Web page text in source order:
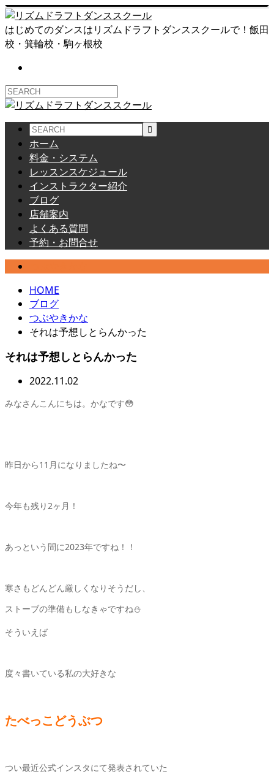
はじめてのダンスはリズムドラフトダンススクールで！飯田
校・箕輪校・駒ヶ根校
ホーム
料金・システム
レッスンスケジュール
インストラクター紹介
ブログ
店舗案内
よくある質問
予約・お問合せ
HOME
ブログ
つぶやきかな
それは予想しとらんかった
それは予想しとらんかった
2022.11.02
みなさんこんにちは。かなです😳
昨日から11月になりましたね〜
今年も残り2ヶ月！
あっという間に2023年ですね！！
寒さもどんどん厳しくなりそうだし、
ストーブの準備もしなきゃですね⛄️
そういえば
度々書いている私の大好きな
たべっこどうぶつ
つい最近公式インスタにて発表されていた